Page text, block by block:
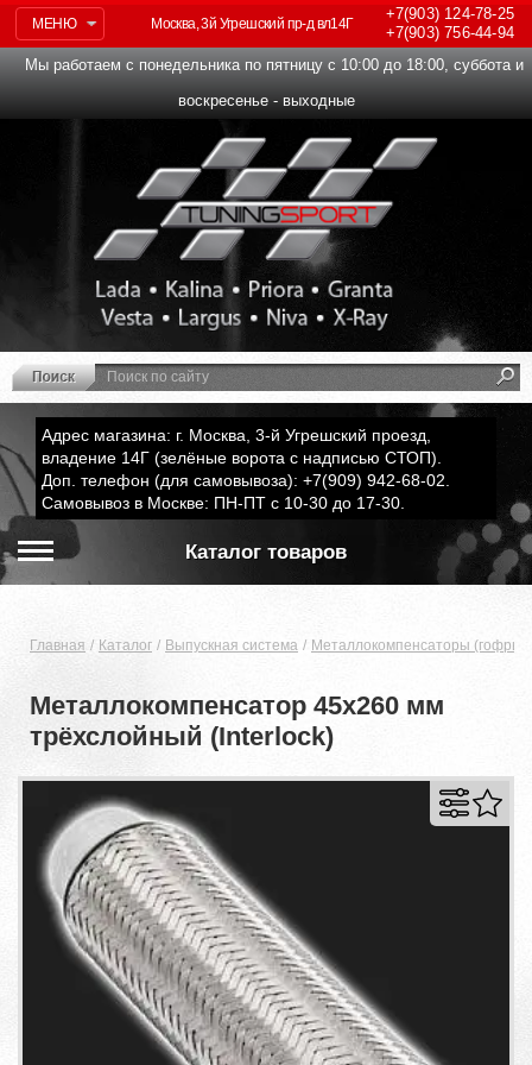
МЕНЮ
+7(903)124-78-25
+7(903)756-44-94
Москва, 3й Угрешский пр-д вл14Г
Мы работаем с понедельника по пятницу с 10:00 до 18:00, суббота и
воскресенье - выходные
Адрес магазина: г. Москва, 3-й Угрешский проезд,
владение 14Г (зелёные ворота с надписью СТОП).
Доп. телефон (для самовывоза): +7(909) 942-68-02.
Самовывоз в Москве: ПН-ПТ с 10-30 до 17-30.
Каталог товаров
Главная Каталог Выпускная система Металлокомпенсаторы (гофры)
Металлокомпенсатор 45x260 мм
трёхслойный (Interlock)